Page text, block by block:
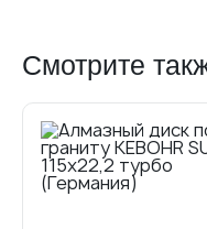
Смотрите